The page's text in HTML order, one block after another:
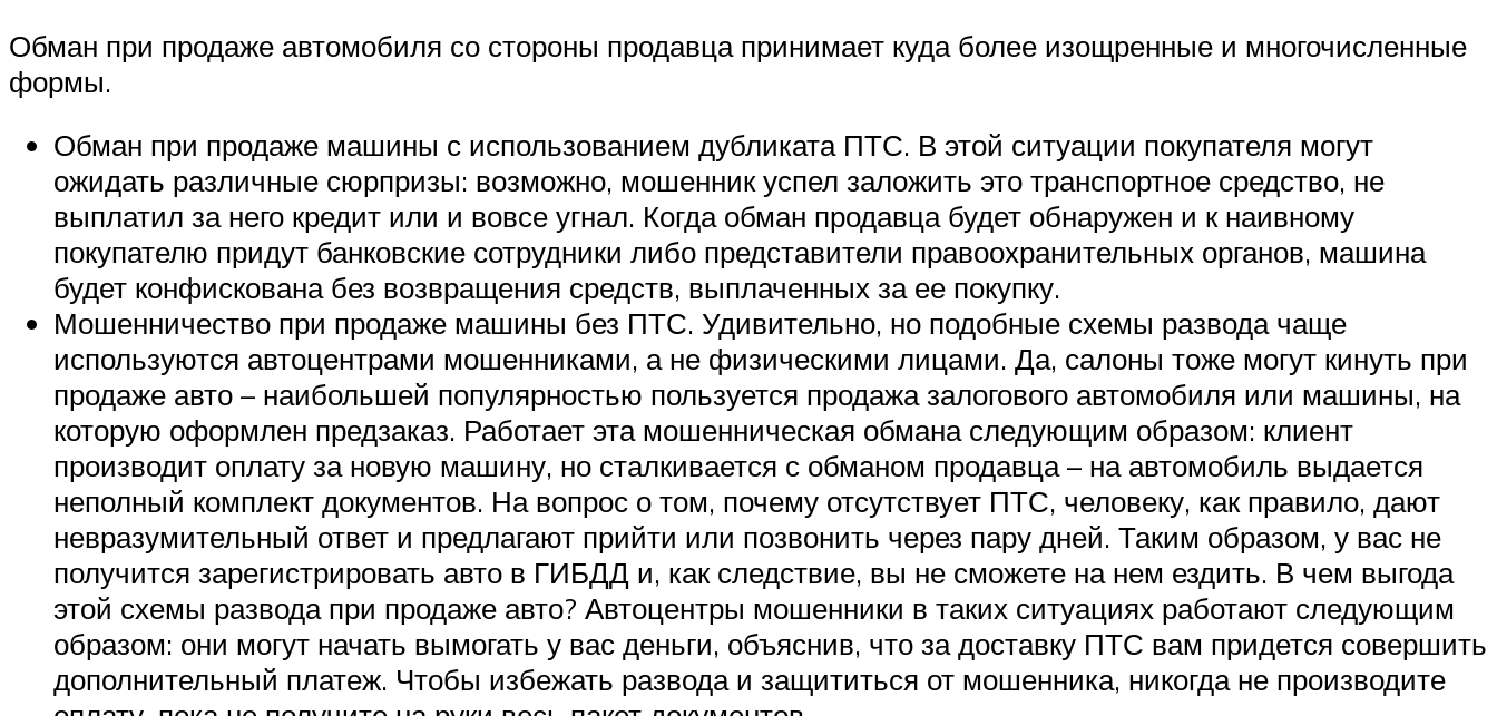
Обман при продаже автомобиля со стороны продавца принимает куда более изощренные и многочисленные
формы.
Обман при продаже машины с использованием дубликата ПТС. В этой ситуации покупателя могут
ожидать различные сюрпризы: возможно, мошенник успел заложить это транспортное средство, не
выплатил за него кредит или и вовсе угнал. Когда обман продавца будет обнаружен и к наивному
покупателю придут банковские сотрудники либо представители правоохранительных органов, машина
будет конфискована без возвращения средств, выплаченных за ее покупку.
Мошенничество при продаже машины без ПТС. Удивительно, но подобные схемы развода чаще
используются автоцентрами мошенниками, а не физическими лицами. Да, салоны тоже могут кинуть при
продаже авто – наибольшей популярностью пользуется продажа залогового автомобиля или машины, на
которую оформлен предзаказ. Работает эта мошенническая обмана следующим образом: клиент
производит оплату за новую машину, но сталкивается с обманом продавца – на автомобиль выдается
неполный комплект документов. На вопрос о том, почему отсутствует ПТС, человеку, как правило, дают
невразумительный ответ и предлагают прийти или позвонить через пару дней. Таким образом, у вас не
получится зарегистрировать авто в ГИБДД и, как следствие, вы не сможете на нем ездить. В чем выгода
этой схемы развода при продаже авто? Автоцентры мошенники в таких ситуациях работают следующим
образом: они могут начать вымогать у вас деньги, объяснив, что за доставку ПТС вам придется совершить
дополнительный платеж. Чтобы избежать развода и защититься от мошенника, никогда не производите